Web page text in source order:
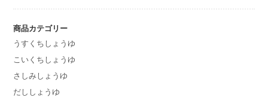
商品カテゴリー
うすくちしょうゆ
こいくちしょうゆ
さしみしょうゆ
だししょうゆ